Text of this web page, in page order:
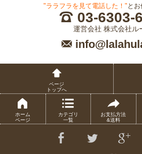
"ララフラを見て電話した！" と
03-6303-
運営会社 株式会社ル
ページ
トップへ
ホーム
ページ
カテゴリ
一覧
お支払方法
&送料